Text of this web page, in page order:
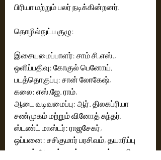
பிரியா மற்றும் பலர் நடிக்கின்றனர்.
தொழில்நுட்ப குழு:
இசையமைப்பாளர்: சாம் சி.எஸ்.,
ஒளிப்பதிவு: கோகுல் பெனோய்,
படத்தொகுப்பு: சான் லோகேஷ்,
கலை: எஸ்.ஜே. ராம்,
ஆடை வடிவமைப்பு: ஆர். திலகப்ரியா
சண்முகம் மற்றும் வினோத் சுந்தர்,
ஸ்டண்ட் மாஸ்டர்: ராஜசேகர்,
ஒப்பனை: சசிகுமார் பரசிவம், தயாரிப்பு
வடிவம் அமைப்பாளர்: தயாளன் பழனி,